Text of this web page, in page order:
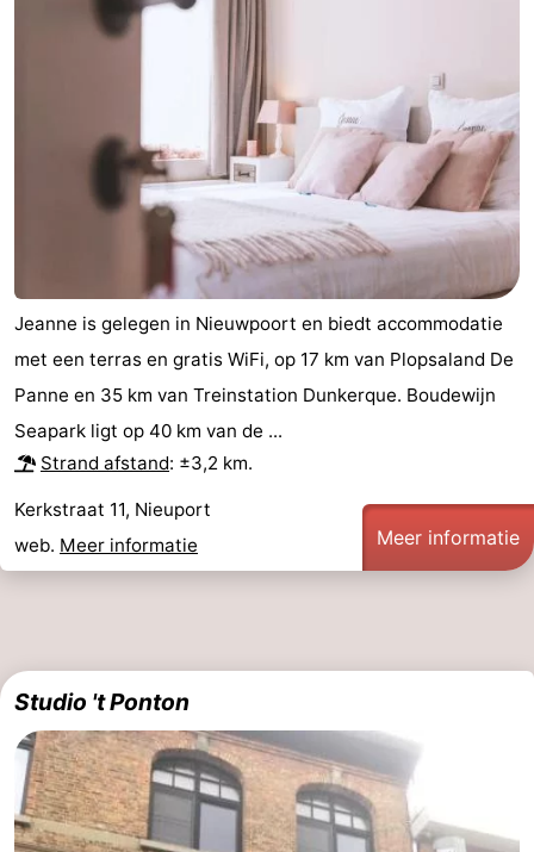
Boerderijen
Binnenspeeltuinen
&
Steden
Natuur
Sporten
-
Zwembaden
-
Fietsen
-
Wandelen
-
Golfbanen
-
Surfen
Eten
en
drinken
Jachthaven
Evenementen
Jeanne is gelegen in Nieuwpoort en biedt accommodatie
met een terras en gratis WiFi, op 17 km van Plopsaland De
Panne en 35 km van Treinstation Dunkerque. Boudewijn
Seapark ligt op 40 km van de ...
Strand afstand: ±3,2 km.
Kerkstraat 11, Nieuport
web. Meer informatie Meer informatie
Studio 't Ponton